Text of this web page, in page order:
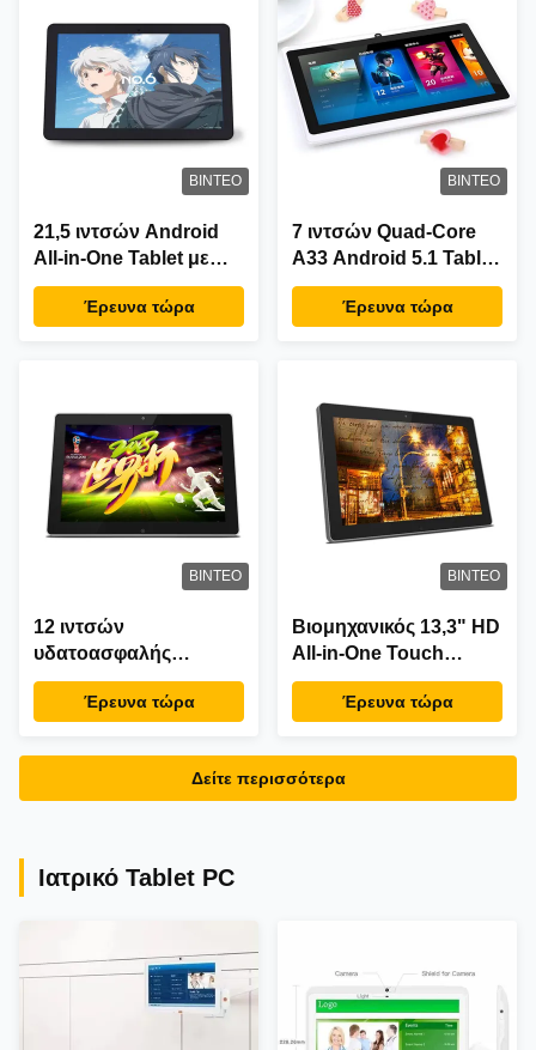
ΒΊΝΤΕΟ
21,5 ιντσών Android
All-in-One Tablet με
οθόνη αφής IPS,
Rockchip RK3399
Έρευνα τώρα
ΒΊΝΤΕΟ
7 ιντσών Quad-Core
A33 Android 5.1 Tablet
PC - Σύνθετο και
αποδοτικό Smart Pad
Έρευνα τώρα
ΒΊΝΤΕΟ
12 ιντσών
υδατοασφαλής
βιομηχανικό Android
Tablet με 10 σημεία
RK3288 επεξεργαστή
Έρευνα τώρα
ΒΊΝΤΕΟ
Βιομηχανικός 13,3" HD
All-in-One Touch
Screen PC με 2.0GHz
Octa Core
Point Capacitive Touch
Έρευνα τώρα
Δείτε περισσότερα
Ιατρικό Tablet PC